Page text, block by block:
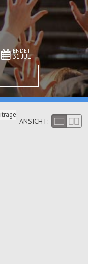
ENDET
31 JUL
ANSICHT: